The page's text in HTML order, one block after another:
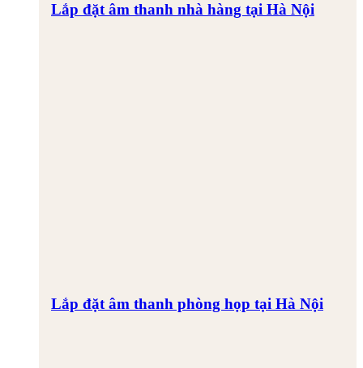
Lắp đặt âm thanh nhà hàng tại Hà Nội
Lắp đặt âm thanh phòng họp tại Hà Nội